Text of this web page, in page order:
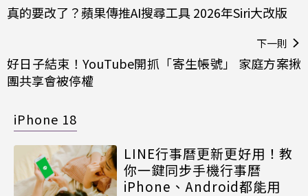
真的要改了？蘋果傳推AI搜尋工具 2026年Siri大改版
下一則
好日子結束！YouTube開抓「寄生帳號」 家庭方案揪
團共享會被停權
iPhone 18
LINE行事曆更新更好用！教
你一鍵同步手機行事曆
iPhone、Android都能用